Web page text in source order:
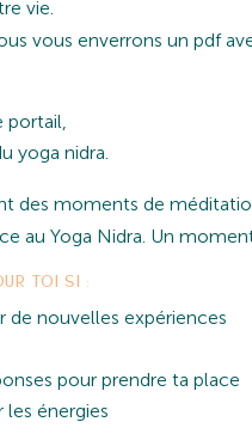
vie.
vous enverrons un pdf
portail,
yoga nidra.
des moments de
au Yoga Nidra. Un
toi si :
de nouvelles expériences
pour prendre ta place
les énergies